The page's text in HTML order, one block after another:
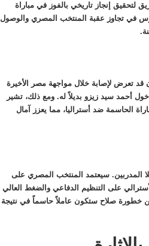
لتحقيق إنجاز تاريخي بالفوز في مباراة
بوس في تجاوز عقبة المنتخب المصري والوصول
قد تعرض لإصابة خلال مواجهة مصر الأخيرة
أحمد سيد زيزو بديلاً له. ومع ذلك، تشير
الحاسمة ضد أستراليا، مما يعزز آمال
المدربين. سيعتمد المنتخب المصري على
على التنظيم الدفاعي والضغط العالي
خطورة صلاح ستكون عاملاً حاسماً في نتيجة